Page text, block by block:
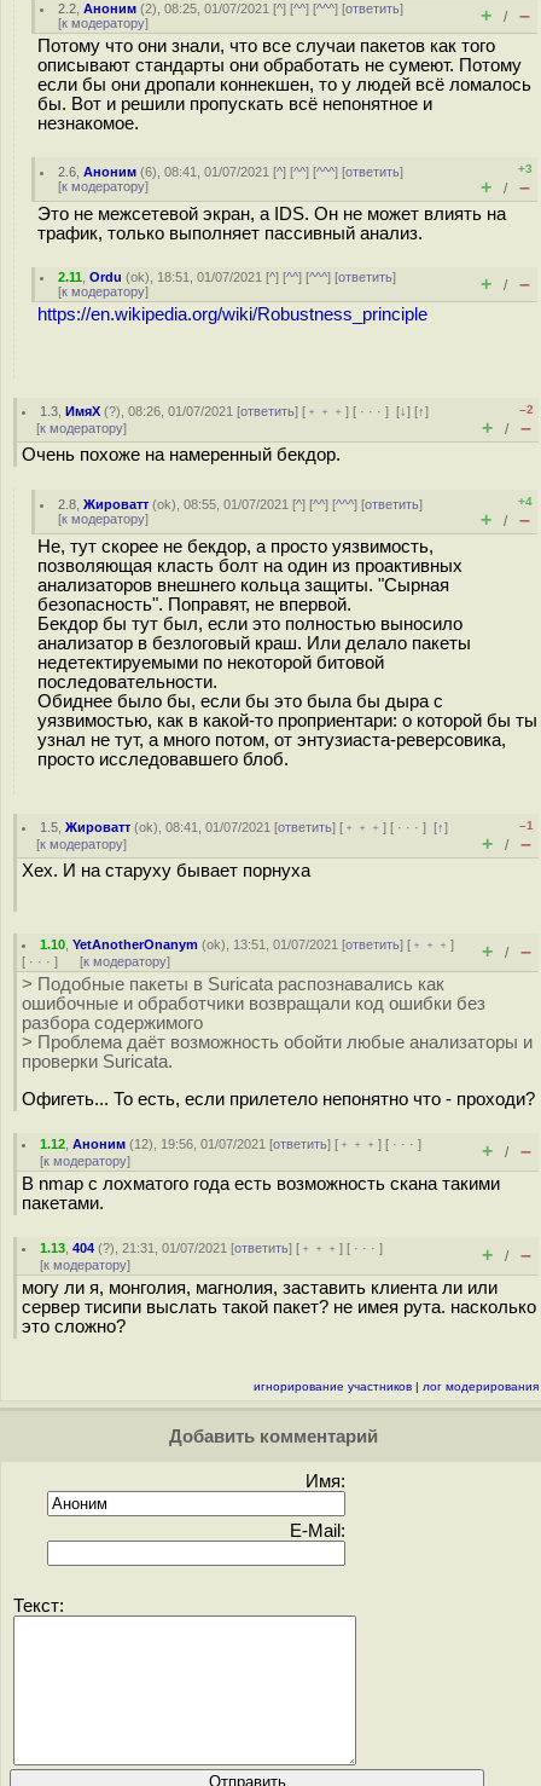
2.2 ,Аноним (2), 08:25, 01/07/2021 [^] [^^] [^^^] [ответить]
[к модератору] + / –
Потому что они знали, что все случаи пакетов как того
описывают стандарты они обработать не сумеют. Потому
если бы они дропали коннекшен, то у людей всё ломалось
бы. Вот и решили пропускать всё непонятное и
незнакомое.
2.6 ,Аноним (6), 08:41, 01/07/2021 [^] [^^] [^^^] [ответить]
[к модератору]
+3
+ / –
Это не межсетевой экран, а IDS. Он не может влиять на
трафик, только выполняет пассивный анализ.
2.11 ,Ordu (ok), 18:51, 01/07/2021 [^] [^^] [^^^] [ответить]
[к модератору] + / –
https://en.wikipedia.org/wiki/Robustness_principle
1.3 ,ИмяХ (?), 08:26, 01/07/2021 [ответить] [ ﹢﹢﹢] [ · · ·][↓] [↑]
[к модератору]
–2
+ / –
Очень похоже на намеренный бекдор.
2.8 ,Жироватт (ok), 08:55, 01/07/2021 [^] [^^] [^^^] [ответить]
[к модератору]
+4
+ / –
Не, тут скорее не бекдор, а просто уязвимость,
позволяющая класть болт на один из проактивных
анализаторов внешнего кольца защиты. "Сырная
безопасность". Поправят, не впервой.
Бекдор бы тут был, если это полностью выносило
анализатор в безлоговый краш. Или делало пакеты
недетектируемыми по некоторой битовой
последовательности.
Обиднее было бы, если бы это была бы дыра с
уязвимостью, как в какой-то проприентари: о которой бы ты
узнал не тут, а много потом, от энтузиаста-реверсовика,
просто исследовавшего блоб.
1.5 ,Жироватт (ok), 08:41, 01/07/2021 [ответить] [ ﹢﹢﹢] [ · · ·][↑]
[к модератору]
–1
+ / –
Хех. И на старуху бывает порнуха
1.10 ,YetAnotherOnanym (ok), 13:51, 01/07/2021 [ответить] [ ﹢﹢﹢]
[ · · · ] [к модератору] + / –
> Подобные пакеты в Suricata распознавались как
ошибочные и обработчики возвращали код ошибки без
разбора содержимого
> Проблема даёт возможность обойти любые анализаторы и
проверки Suricata.
Офигеть... То есть, если прилетело непонятно что - проходи?
1.12 ,Аноним (12), 19:56, 01/07/2021 [ответить] [ ﹢﹢﹢] [ · · ·]
[к модератору] + / –
В nmap с лохматого года есть возможность скана такими
пакетами.
1.13 ,404 (?), 21:31, 01/07/2021 [ответить] [ ﹢﹢﹢] [ · · ·]
[к модератору] + / –
могу ли я, монголия, магнолия, заставить клиента ли или
сервер тисипи выслать такой пакет? не имея рута. насколько
это сложно?
игнорирование участников | лог модерирования
Добавить комментарий
Имя:
E-Mail:
Текст: